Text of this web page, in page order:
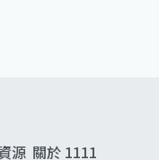
源 關於 1111